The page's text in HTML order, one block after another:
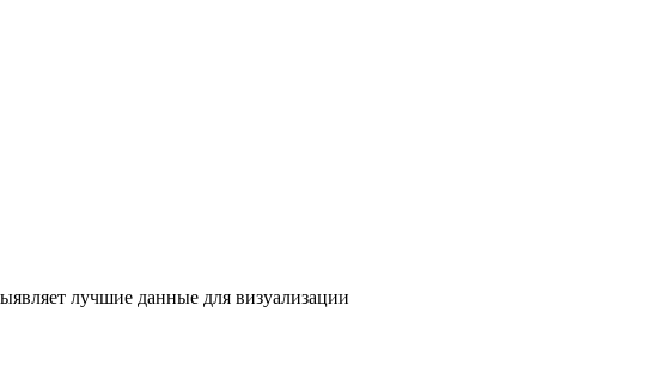
лучшие данные для визуализации